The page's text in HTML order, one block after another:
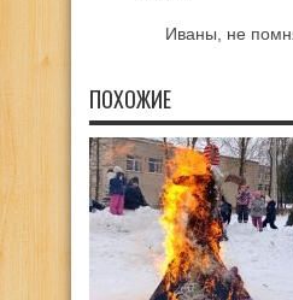
Иваны, не
ПОХОЖИЕ